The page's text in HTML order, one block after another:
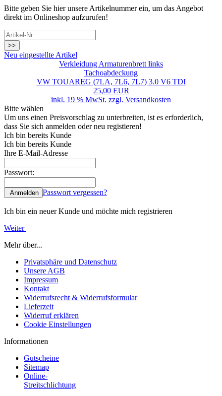
Bitte geben Sie hier unsere Artikelnummer ein, um das Angebot
direkt im Onlineshop aufzurufen!
>>
Neu eingestellte Artikel
Verkleidung Armaturenbrett links
Tachoabdeckung
VW TOUAREG (7LA, 7L6, 7L7) 3.0 V6 TDI
25,00 EUR
inkl. 19 % MwSt. zzgl. Versandkosten
Bitte wählen
Um uns einen Preisvorschlag zu unterbreiten, ist es erforderlich,
dass Sie sich anmelden oder neu registieren!
Ich bin bereits Kunde
Ich bin bereits Kunde
Ihre E-Mail-Adresse
Passwort:
Anmelden Passwort vergessen?
Ich bin ein neuer Kunde und möchte mich registrieren
Weiter
Mehr über...
Privatsphäre und Datenschutz
Unsere AGB
Impressum
Kontakt
Widerrufsrecht & Widerrufsformular
Lieferzeit
Widerruf erklären
Cookie Einstellungen
Informationen
Gutscheine
Sitemap
Online-
Streitschlichtung